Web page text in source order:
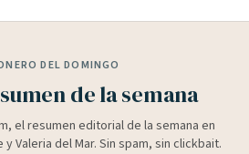
DEL DOMINGO
de la semana
el resumen editorial de la semana en
Valeria del Mar. Sin spam, sin clickbait.